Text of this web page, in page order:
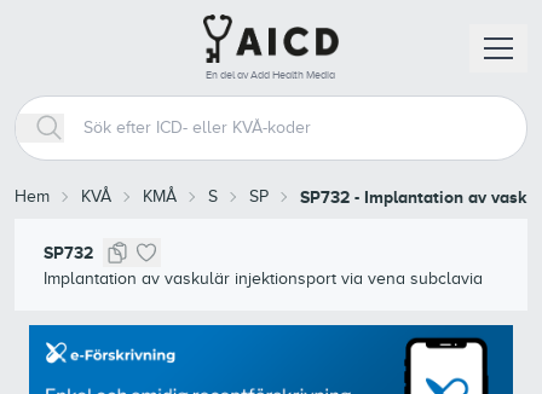
En del av Add Health Media
Hem KVÅ KMÅ S SP SP732 - Implantation av
SP732
Implantation av vaskulär injektionsport via vena subclavia